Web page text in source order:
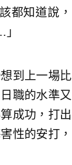
都知道說，
到上一場比
職的水準又
成功，打出
性的安打，